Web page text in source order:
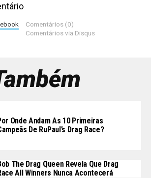
Comentários (0)
Comentários via Disqus
Onde Andam As 10 Primeiras
De RuPaul’s Drag Race?
The Drag Queen Revela Que Drag
All Winners Nunca Acontecerá